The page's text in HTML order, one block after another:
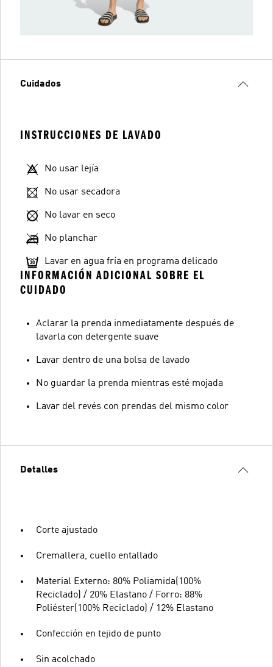
Cuidados
INSTRUCCIONES DE LAVADO
No usar lejía
No usar secadora
No lavar en seco
No planchar
Lavar en agua fría en programa delicado
INFORMACIÓN ADICIONAL SOBRE EL
CUIDADO
Aclarar la prenda inmediatamente después de
lavarla con detergente suave
Lavar dentro de una bolsa de lavado
No guardar la prenda mientras esté mojada
Lavar del revés con prendas del mismo color
Detalles
Corte ajustado
Cremallera, cuello entallado
Material Externo: 80% Poliamida(100%
Reciclado) / 20% Elastano / Forro: 88%
Poliéster(100% Reciclado) / 12% Elastano
Confección en tejido de punto
Sin acolchado